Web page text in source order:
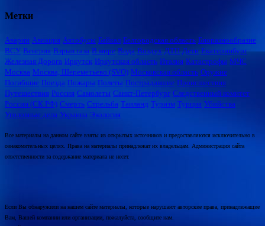
Метки
Аварии Авиация Автобусы Байкал Белгородская область Биоразнообразие
ВСУ Венгрия Взрыв газа В мире Вода Воздух ДТП Дети Екатеринбург
Железная Дорога Иркутск Иркутская область Италия Катастрофы МЧС
Москва Москва, Шереметьево (SVO) Московская область Оружие
Погибшие Поезда Пожары Полеты Пострадавшие Происшествия
Путешествия Россия Самолеты Санкт-Петербург Следственный комитет
России (СК РФ) Смерть Стрельба Таиланд Туризм Турция Убийства
Уголовные дела Украина Экология
Все материалы на данном сайте взяты из открытых источников и предоставляются исключительно в
ознакомительных целях. Права на материалы принадлежат их владельцам. Администрация сайта
ответственности за содержание материала не несет.
Если Вы обнаружили на нашем сайте материалы, которые нарушают авторские права, принадлежащие
Вам, Вашей компании или организации, пожалуйста, сообщите нам.